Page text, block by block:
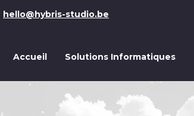
hello@hybris-studio.be
Accueil Solutions Informatiques